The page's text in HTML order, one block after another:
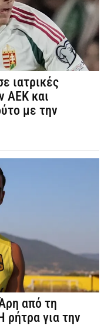
ιατρικές
ΑΕΚ και
με την
από τη
ρήτρα για την